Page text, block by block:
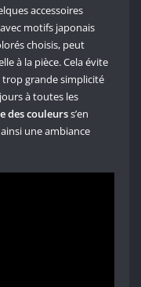
accessoires
motifs japonais
choisis, peut
à la pièce. Cela évite
trop grande simplicité
à toutes les
des couleurss’en
une ambiance